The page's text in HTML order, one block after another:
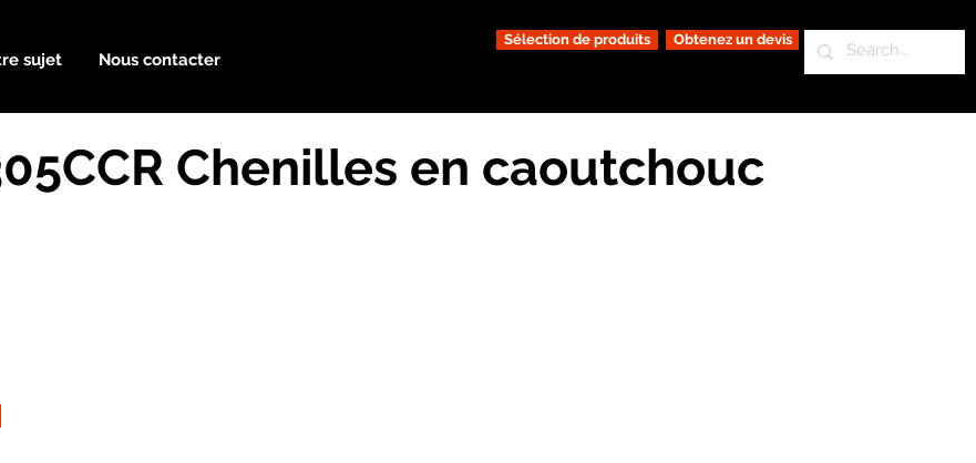
sujet Nous contacter
Sélection de produits Obtenez un devis
Chenilles en caoutchouc